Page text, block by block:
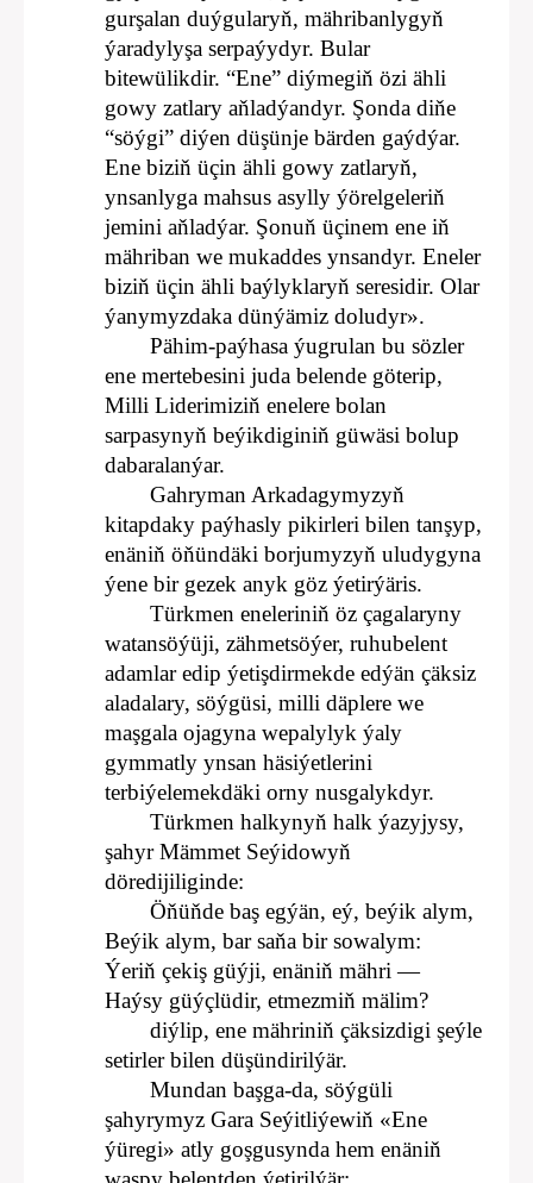
gurşalan duýgularyň, mähribanlygyň
ýaradylyşa serpaýydyr. Bular
bitewülikdir. “Ene” diýmegiň özi ähli
gowy zatlary aňladýandyr. Şonda diňe
“söýgi” diýen düşünje bärden gaýdýar.
Ene biziň üçin ähli gowy zatlaryň,
ynsanlyga mahsus asylly ýörelgeleriň
jemini aňladýar. Şonuň üçinem ene iň
mähriban we mukaddes ynsandyr. Eneler
biziň üçin ähli baýlyklaryň seresidir. Olar
ýanymyzdaka dünýämiz doludyr».
Pähim-paýhasa ýugrulan bu sözler
ene mertebesini juda belende göterip,
Milli Liderimiziň enelere bolan
sarpasynyň beýikdiginiň güwäsi bolup
dabaralanýar.
Gahryman Arkadagymyzyň
kitapdaky paýhasly pikirleri bilen tanşyp,
enäniň öňündäki borjumyzyň uludygyna
ýene bir gezek anyk göz ýetirýäris.
Türkmen eneleriniň öz çagalaryny
watansöýüji, zähmetsöýer, ruhubelent
adamlar edip ýetişdirmekde edýän çäksiz
aladalary, söýgüsi, milli däplere we
maşgala ojagyna wepalylyk ýaly
gymmatly ynsan häsiýetlerini
terbiýelemekdäki orny nusgalykdyr.
Türkmen halkynyň halk ýazyjysy,
şahyr Mämmet Seýidowyň
döredijiliginde:
Öňüňde baş egýän, eý, beýik alym,
Beýik alym, bar saňa bir sowalym:
Ýeriň çekiş güýji, enäniň mähri —
Haýsy güýçlüdir, etmezmiň mälim?
diýlip, ene mähriniň çäksizdigi şeýle
setirler bilen düşündirilýär.
Mundan başga-da, söýgüli
şahyrymyz Gara Seýitliýewiň «Ene
ýüregi» atly goşgusynda hem enäniň